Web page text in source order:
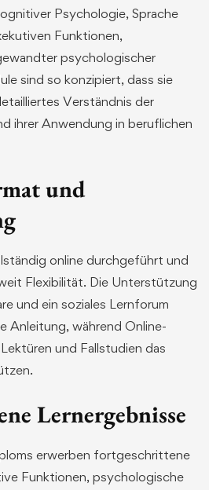
Psychologie, Sprache
Funktionen,
psychologischer
sind so konzipiert, dass sie
Verständnis der
ihrer Anwendung in beruflichen
und
online durchgeführt und
Flexibilität. Die Unterstützung
und ein soziales Lernforum
Anleitung, während Online-
und Fallstudien das
Lernergebnisse
erwerben fortgeschrittene
Funktionen, psychologische